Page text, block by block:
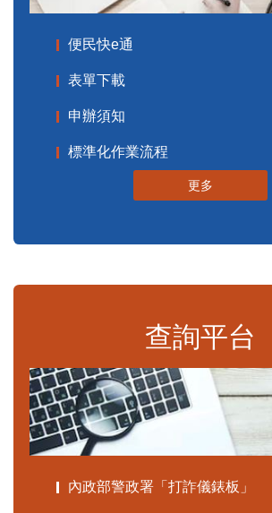
便民快e通
表單下載
申辦須知
標準化作業流程
更多
查詢平台
內政部警政署「打詐儀錶板」